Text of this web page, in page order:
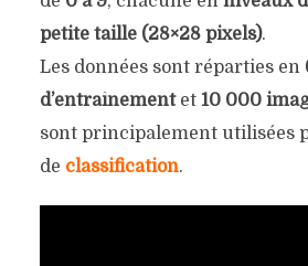
petite taille (28×28 pixels).
Les données sont réparties en
d’entraînementet 10 000
sont principalement utilisées
de classification.